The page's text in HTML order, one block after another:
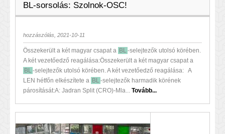
BL-sorsolás: Szolnok-OSC!
hozzászólás, 2021-10-11
Összekerült a két magyar csapat a BL -selejtezők utolsó körében.
A két vezetőedző reagálása:Összekerült a két magyar csapat a
BL -selejtezők utolsó körében. A két vezetőedző reagálása: A
LEN hétfőn elkészítete a BL -selejtezők harmadik körének
párosítását:A: Jadran Split (CRO)-Mla... Tovább...